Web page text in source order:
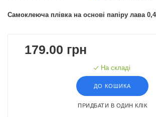
Самоклеюча плівка на основі папіру лава
179.00 грн
На складі
ДО КОШИКА
ПРИДБАТИ В ОДИН КЛІК